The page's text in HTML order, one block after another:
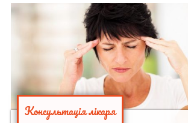
Консультація лікаря